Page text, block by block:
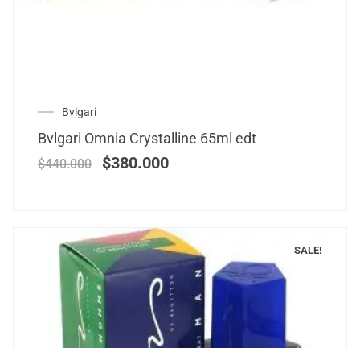
Bvlgari
Bvlgari Omnia Crystalline 65ml edt
$440.000 $380.000
SALE!